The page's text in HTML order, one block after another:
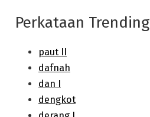
Perkataan Trending